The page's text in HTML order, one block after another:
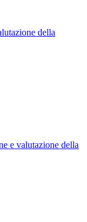
della
e valutazione della